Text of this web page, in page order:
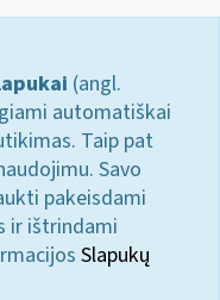
(angl.
automatiškai
Taip pat
Savo
pakeisdami
ir ištrindami
Slapukų